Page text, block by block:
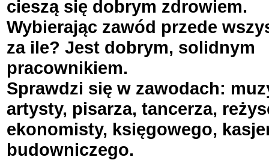
cieszą się dobrym zdrowiem.
Wybierając zawód przede
za ile? Jest dobrym, solidnym
pracownikiem.
Sprawdzi się w zawodach:
artysty, pisarza, tancerza,
ekonomisty, księgowego,
budowniczego.